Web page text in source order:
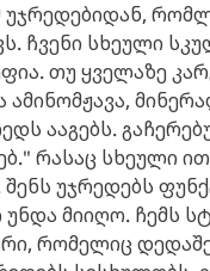
უჯრედებიდან,
ჩვენი სხეული
თუ ყველაზე
ამინომჟავა,
ააგებს.
რასაც სხეული
შენს უჯრედებს
მიიღო. ჩემს
რომელიც